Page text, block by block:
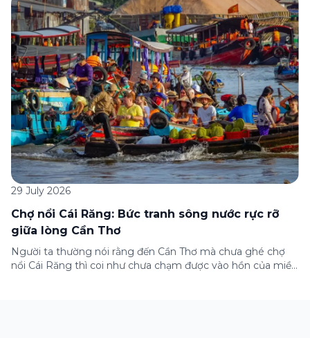
gia) gói bảo hiểm này ngay trên ứng dụng Green SM, cùng
những lưu ý quan trọng trước khi […]
29 July 2026
Chợ nổi Cái Răng: Bức tranh sông nước rực rỡ
giữa lòng Cần Thơ
Người ta thường nói rằng đến Cần Thơ mà chưa ghé chợ
nổi Cái Răng thì coi như chưa chạm được vào hồn của miền